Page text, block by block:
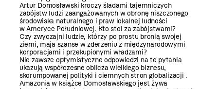
Artur Domosławski kroczy śladami tajemniczych
zabójstw ludzi zaangażowanych w obronę niszczonego
środowiska naturalnego i praw lokalnej ludności
w Ameryce Południowej. Kto stoi za zabójstwami?
Czy zwyczajni ludzie, którzy po prostu bronią swojej
ziemi, maja szanse w zderzeniu z międzynarodowymi
korporacjami i przekupionymi władzami?
Nie zawsze optymistyczne odpowiedzi na te pytania
ukazują współczesne oblicza wielkiego biznesu,
skorumpowanej polityki i ciemnych stron globalizacji .
Amazonia w książce Domosławskiego jest żywa